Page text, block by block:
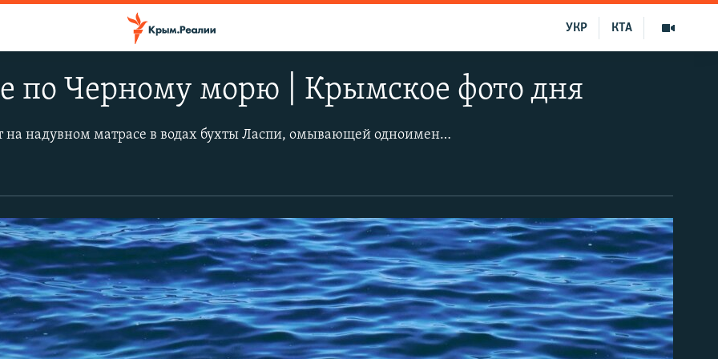
КТА
УКР
по Черному морю | Крымское фото дня
Купальщики отдыхают на надувном матрасе в водах бухты Ласпи, омывающей одноименный поселок Севастополя. Скалы, море, галечный пляж – живописный ландшафт урочища Ласпи превратили поселок в востребованный среди туристов и местных курорт.